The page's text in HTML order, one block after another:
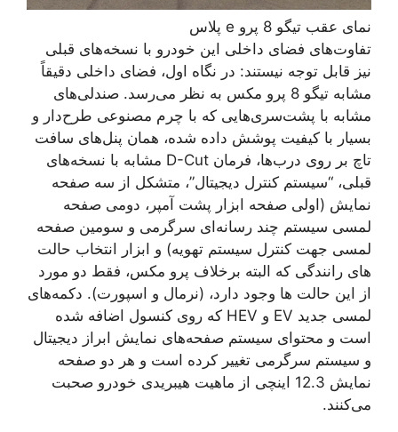
نمای عقب تیگو 8 پرو e پلاس
تفاوت‌های فضای داخلی این خودرو با نسخه‌های قبلی
نیز قابل توجه نیستند: در نگاه اول، فضای داخلی دقیقاً
مشابه تیگو 8 پرو مکس به نظر می‌رسد. صندلی‌های
مشابه با پشت‌سری‌هایی که با چرم مصنوعی طرح‌دار و
بسیار با کیفیت پوشش داده شده، همان پنل‌های سافت
تاچ بر روی درب‌ها، فرمان D-Cut مشابه با نسخه‌های
قبلی، “سیستم کنترل دیجیتال”، متشکل از سه صفحه
نمایش (اولی صفحه ابزار پشت آمپر، دومی صفحه
لمسی سیستم چند رسانه‌ای سرگرمی و سومین صفحه
لمسی جهت کنترل سیستم تهویه) و ابزار انتخاب حالت
های رانندگی که البته برخلاف پرو مکس، فقط دو مورد
از این حالت ها وجود دارد، (نرمال و اسپورت). دکمه‌های
لمسی جدید EV و HEV که روی کنسول اضافه شده
است و محتوای سیستم صفحه‌های نمایش ابراز دیجیتال
و سیستم سرگرمی تغییر کرده است و هر دو صفحه
نمایش 12.3 اینچی از ماهیت هیبریدی خودرو صحبت
می‌کنند.